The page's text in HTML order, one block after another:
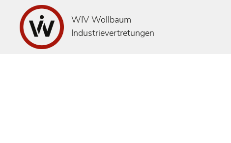
WIV Wollbaum
Industrievertretungen